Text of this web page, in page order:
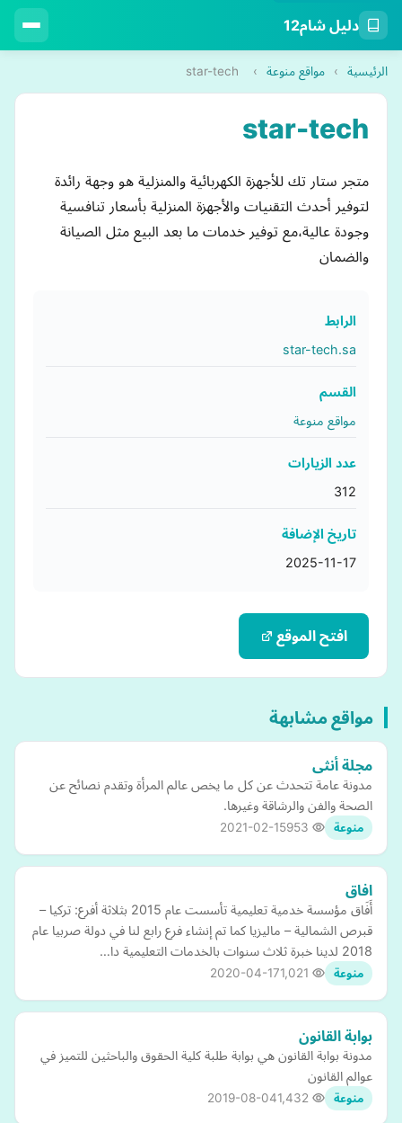
دليل شام12
الرئيسية › مواقع منوعة ›
star-tech
star-tech
متجر ستار تك للأجهزة الكهربائية والمنزلية هو وجهة رائدة
لتوفير أحدث التقنيات والأجهزة المنزلية بأسعار تنافسية
وجودة عالية،مع توفير خدمات ما بعد البيع مثل الصيانة
والضمان
الرابط
star-tech.sa
القسم
مواقع منوعة
عدد الزيارات
312
تاريخ الإضافة
2025-11-17
افتح الموقع
مواقع مشابهة
‏مدونة عامة تتحدث عن كل ما يخص عالم المرأة وتقدم نصائح عن
الصحة والفن والرشاقة وغيرها.
منوعة 2021-02-15
افاق
أَفَاق مؤسسة خدمية تعليمية تأسست عام 2015 بثلاثة أفرع: تركيا –
قبرص الشمالية – ماليزيا كما تم إنشاء فرع رابع لنا في دولة صربيا عام
2018 لدينا خبرة ثلاث سنوات بالخدمات التعليمية دا…
منوعة 2020-04-17
بوابة القانون
مدونة بوابة القانون هي بوابة طلبة كلية الحقوق والباحثين للتميز في
عوالم القانون
منوعة 2019-08-04